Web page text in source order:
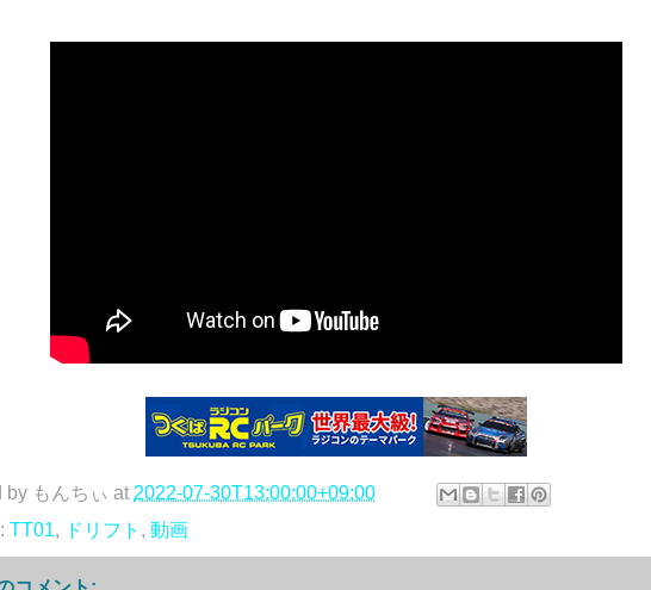
by もんちぃ at 2022-07-30T13:00:00+09:00
TT01, ドリフト , 動画